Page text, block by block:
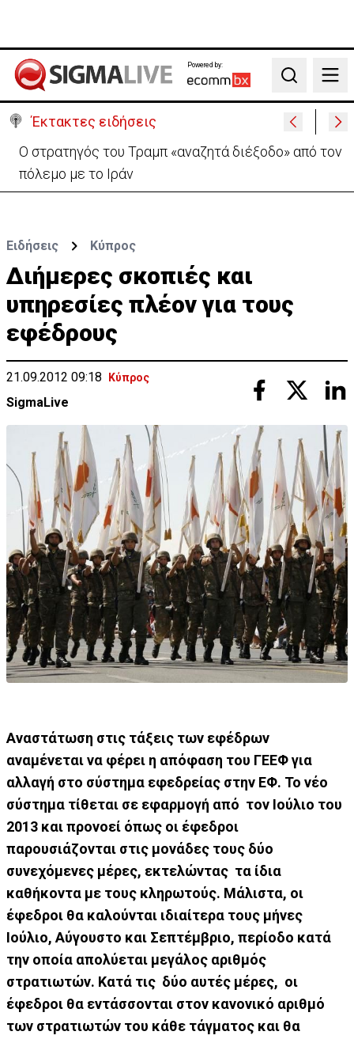
Powered by:
Search
Έκτακτες ειδήσεις
Ο στρατηγός του Τραμπ «αναζητά διέξοδο» από τον
πόλεμο με το Ιράν
Ειδήσεις Κύπρος
Διήμερες σκοπιές και
υπηρεσίες πλέον για τους
εφέδρους
21.09.2012 09:18 Κύπρος
SigmaLive
Αναστάτωση στις τάξεις των εφέδρων
αναμένεται να φέρει η απόφαση του ΓΕΕΦ για
αλλαγή στο σύστημα εφεδρείας στην ΕΦ. Το νέο
σύστημα τίθεται σε εφαρμογή από τον Ιούλιο του
2013 και προνοεί όπως οι έφεδροι
παρουσιάζονται στις μονάδες τους δύο
συνεχόμενες μέρες, εκτελώντας τα ίδια
καθήκοντα με τους κληρωτούς. Μάλιστα, οι
έφεδροι θα καλούνται ιδιαίτερα τους μήνες
Ιούλιο, Αύγουστο και Σεπτέμβριο, περίοδο κατά
την οποία απολύεται μεγάλος αριθμός
στρατιωτών. Κατά τις δύο αυτές μέρες, οι
έφεδροι θα εντάσσονται στον κανονικό αριθμό
των στρατιωτών του κάθε τάγματος και θα